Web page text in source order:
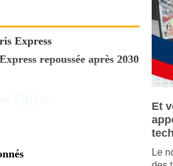
Express
repoussée après 2030
Eiffage
Et
Le